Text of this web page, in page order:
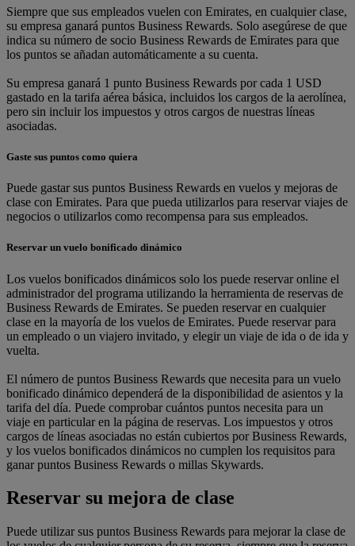
Siempre que sus empleados vuelen con Emirates, en cualquier clase,
su empresa ganará puntos Business Rewards. Solo asegúrese de que
indica su número de socio Business Rewards de Emirates para que
los puntos se añadan automáticamente a su cuenta.
Su empresa ganará 1 punto Business Rewards por cada 1 USD
gastado en la tarifa aérea básica, incluidos los cargos de la aerolínea,
pero sin incluir los impuestos y otros cargos de nuestras líneas
asociadas.
Gaste sus puntos como quiera
Puede gastar sus puntos Business Rewards en vuelos y mejoras de
clase con Emirates. Para que pueda utilizarlos para reservar viajes de
negocios o utilizarlos como recompensa para sus empleados.
Reservar un vuelo bonificado dinámico
Los vuelos bonificados dinámicos solo los puede reservar online el
administrador del programa utilizando la herramienta de reservas de
Business Rewards de Emirates. Se pueden reservar en cualquier
clase en la mayoría de los vuelos de Emirates. Puede reservar para
un empleado o un viajero invitado, y elegir un viaje de ida o de ida y
vuelta.
El número de puntos Business Rewards que necesita para un vuelo
bonificado dinámico dependerá de la disponibilidad de asientos y la
tarifa del día. Puede comprobar cuántos puntos necesita para un
viaje en particular en la página de reservas. Los impuestos y otros
cargos de líneas asociadas no están cubiertos por Business Rewards,
y los vuelos bonificados dinámicos no cumplen los requisitos para
ganar puntos Business Rewards o millas Skywards.
Reservar su mejora de clase
Puede utilizar sus puntos Business Rewards para mejorar la clase de